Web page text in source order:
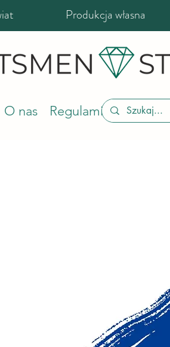
Produkcja własna
O nas Regulamin sklepu